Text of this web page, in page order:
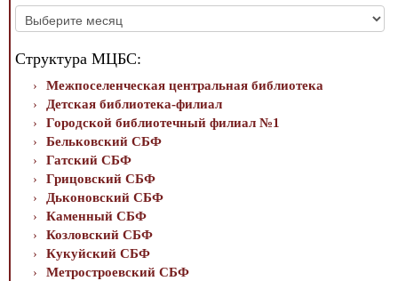
Архив
новостей
Структура МЦБС:
Межпоселенческая центральная библиотека
Детская библиотека-филиал
Городской библиотечный филиал №1
Бельковский СБФ
Гатский СБФ
Грицовский СБФ
Дьконовский СБФ
Каменный СБФ
Козловский СБФ
Кукуйский СБФ
Метростроевский СБФ